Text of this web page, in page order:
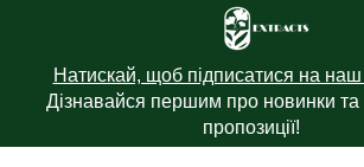
Натискай, щоб підписатися на
Дізнавайся першим про новинки та
пропозиції!